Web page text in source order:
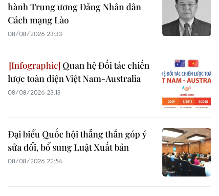
hành Trung ương Đảng Nhân dân
Cách mạng Lào
08/08/2026 23:33
Quan hệ Đối tác chiến
lược toàn diện Việt Nam-Australia
08/08/2026 23:13
Đại biểu Quốc hội thẳng thắn góp ý
sửa đổi, bổ sung Luật Xuất bản
08/08/2026 22:54